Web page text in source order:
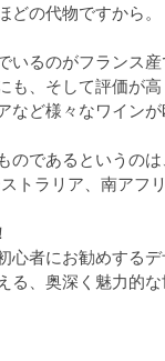
の代物ですから。
いるのがフランス
も、そして評価が高
など様々なワイン
のであるというのは
トラリア、南アフ
心者にお勧めする
る、奥深く魅力的な